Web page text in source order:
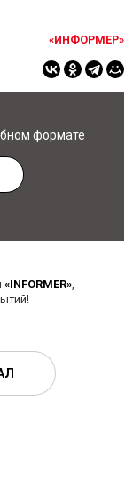
«ИНФОРМЕР»
формате
«INFORMER»